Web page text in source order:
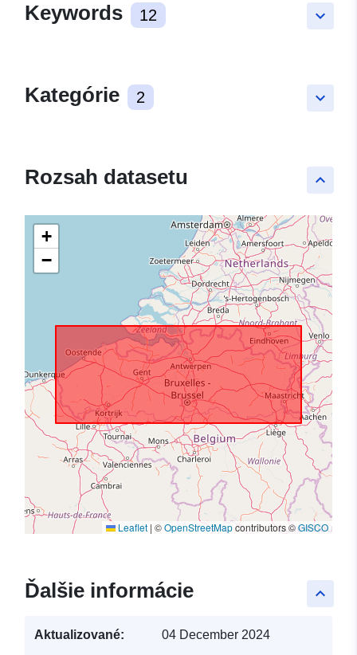
keyboard_arrow_down
Keywords 12
keyboard_arrow_down
Kategórie 2
keyboard_arrow_up
Rozsah datasetu
+
−
Leaflet | ©OpenStreetMapcontributors ©GISCO
keyboard_arrow_up
Ďalšie informácie
Aktualizované: 04 December 2024